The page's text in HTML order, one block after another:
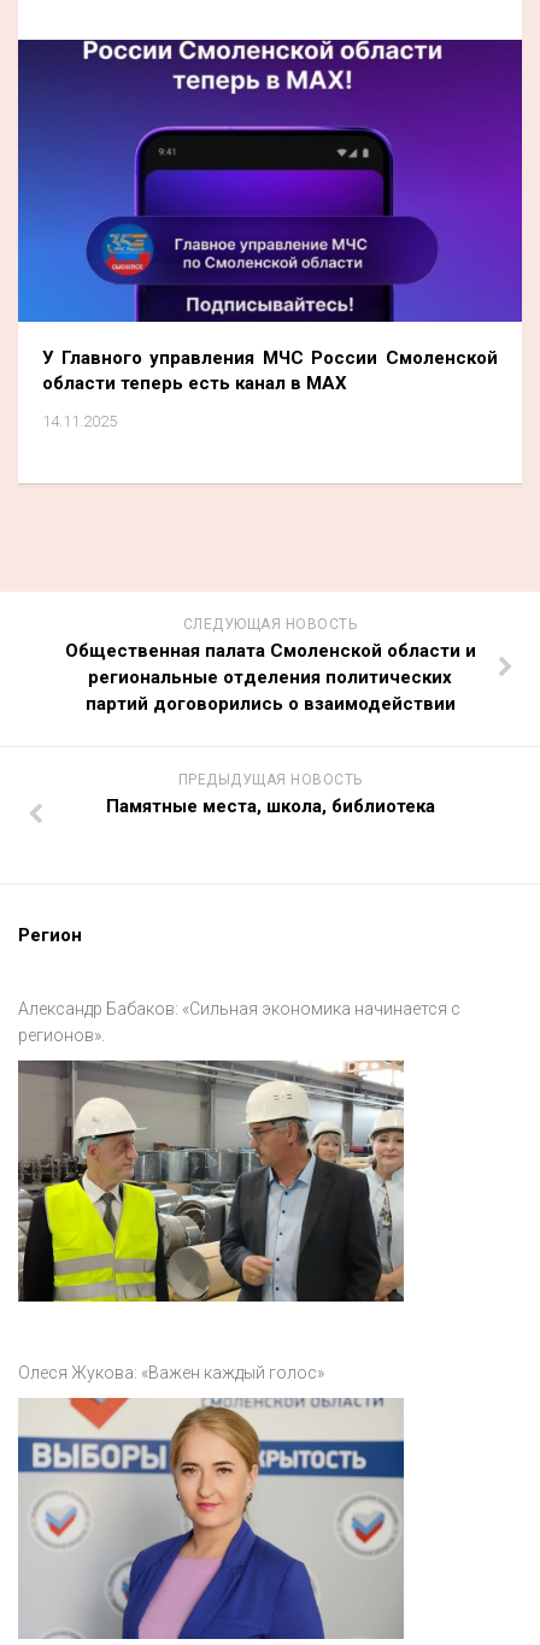
У Главного управления МЧС России Смоленской
области теперь есть канал в MAX
14.11.2025
СЛЕДУЮЩАЯ НОВОСТЬ
Общественная палата Смоленской области и
региональные отделения политических
партий договорились о взаимодействии
ПРЕДЫДУЩАЯ НОВОСТЬ
Памятные места, школа, библиотека
Регион
Александр Бабаков: «Сильная экономика начинается с
регионов».
Олеся Жукова: «Важен каждый голос»